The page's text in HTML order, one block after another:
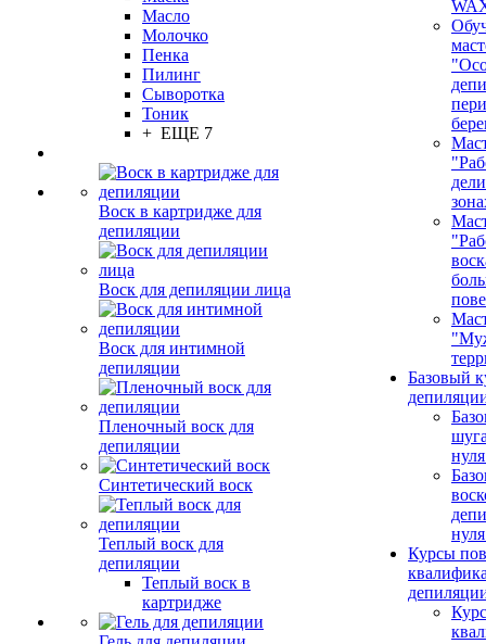
Масло
Молочко
Пенка
Пилинг
Сыворотка
Тоник
+ ЕЩЕ 7
Воск в картридже для
депиляции
Воск для депиляции лица
Воск для интимной
депиляции
Пленочный воск для
депиляции
Синтетический воск
Теплый воск для
депиляции
Теплый воск в
картридже
Базовый
Курсы